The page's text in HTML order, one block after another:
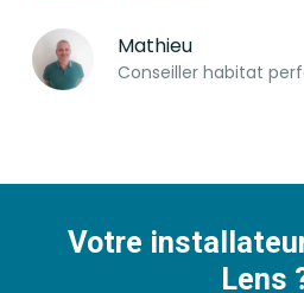
Mathieu
Conseiller habitat
Votre
Lens